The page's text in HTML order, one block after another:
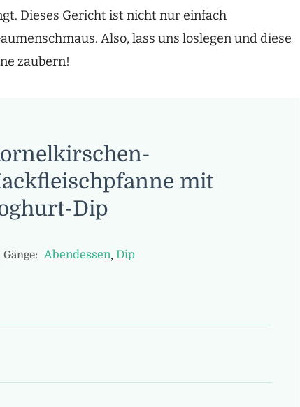
Dieses Gericht ist nicht nur einfach
Also, lass uns loslegen und diese
zaubern!
mit
Dip
Gänge: Abendessen, Dip